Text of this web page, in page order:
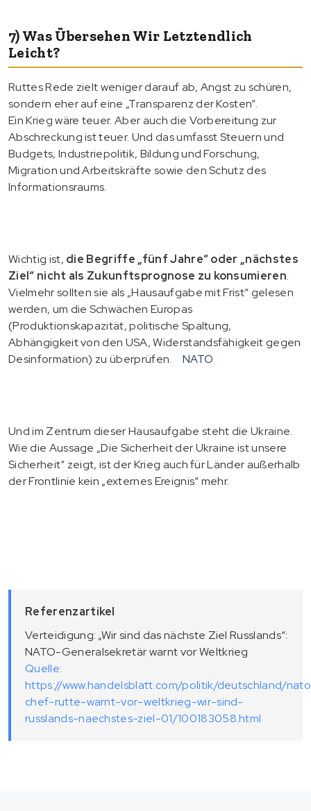
7) Was Übersehen Wir Letztendlich
Leicht?
Ruttes Rede zielt weniger darauf ab, Angst zu schüren,
sondern eher auf eine „Transparenz der Kosten“.
Ein Krieg wäre teuer. Aber auch die Vorbereitung zur
Abschreckung ist teuer. Und das umfasst Steuern und
Budgets, Industriepolitik, Bildung und Forschung,
Migration und Arbeitskräfte sowie den Schutz des
Informationsraums.
Wichtig ist, die Begriffe „fünf Jahre“ oder „nächstes
Ziel“ nicht als Zukunftsprognose zu konsumieren.
Vielmehr sollten sie als „Hausaufgabe mit Frist“ gelesen
werden, um die Schwächen Europas
(Produktionskapazität, politische Spaltung,
Abhängigkeit von den USA, Widerstandsfähigkeit gegen
Desinformation) zu überprüfen.
NATO
Und im Zentrum dieser Hausaufgabe steht die Ukraine.
Wie die Aussage „Die Sicherheit der Ukraine ist unsere
Sicherheit“ zeigt, ist der Krieg auch für Länder außerhalb
der Frontlinie kein „externes Ereignis“ mehr.
Referenzartikel
Verteidigung: „Wir sind das nächste Ziel Russlands“:
NATO-Generalsekretär warnt vor Weltkrieg
Quelle:
https://www.handelsblatt.com/politik/deutschland/
chef-rutte-warnt-vor-weltkrieg-wir-sind-
russlands-naechstes-ziel-01/100183058.html